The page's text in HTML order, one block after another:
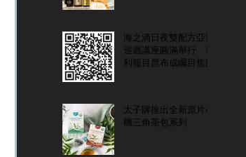
海之滴日夜雙配方亞洲
巡迴講座圓滿舉行 專
利籠目昆布成矚目焦點
太子牌推出全新原片有
機三角茶包系列